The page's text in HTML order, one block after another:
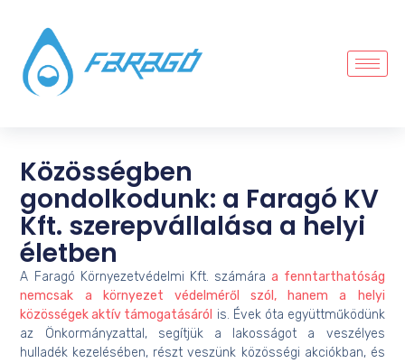
Közösségben
gondolkodunk: a Faragó KV
Kft. szerepvállalása a helyi
életben
A Faragó Környezetvédelmi Kft. számáraa fenntarthatóság
nemcsak a környezet védelméről szól, hanem a helyi
közösségek aktív támogatásáról is. Évek óta együttműködünk
az Önkormányzattal, segítjük a lakosságot a veszélyes
hulladék kezelésében, részt veszünk közösségi akciókban, és